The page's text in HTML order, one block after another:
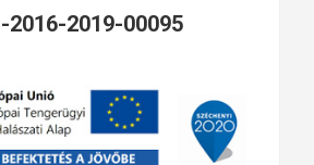
2016-2019-00095